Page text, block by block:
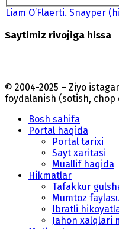
Liam O’Flaerti. Snayper
Saytimiz rivojiga hissa
© 2004-2025 – Ziyo
foydalanish (sotish,
Bosh sahifa
Portal haqida
Portal tarixi
Sayt xaritasi
Muallif haqida
Hikmatlar
Tafakkur
Mumtoz
Ibratli
Jahon xalqlari